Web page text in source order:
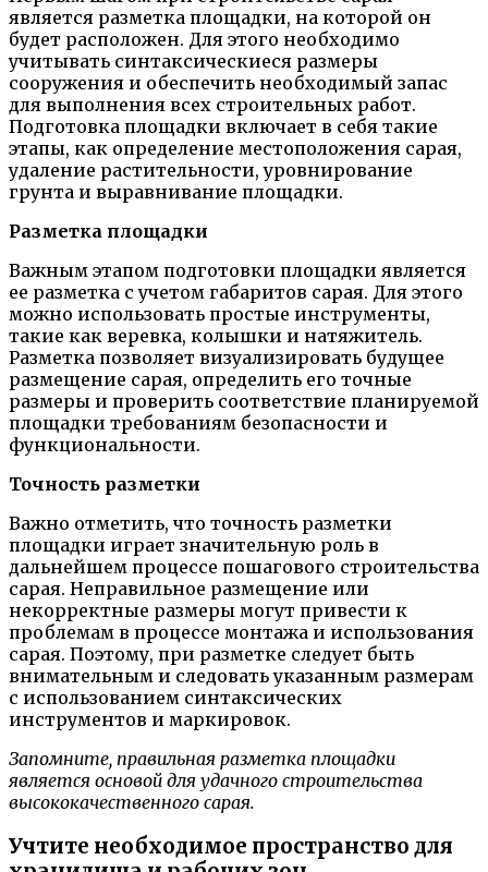
является разметка площадки, на которой он
будет расположен. Для этого необходимо
учитывать синтаксическиеся размеры
сооружения и обеспечить необходимый запас
для выполнения всех строительных работ.
Подготовка площадки включает в себя такие
этапы, как определение местоположения сарая,
удаление растительности, уровнирование
грунта и выравнивание площадки.
Разметка площадки
Важным этапом подготовки площадки является
ее разметка с учетом габаритов сарая. Для этого
можно использовать простые инструменты,
такие как веревка, колышки и натяжитель.
Разметка позволяет визуализировать будущее
размещение сарая, определить его точные
размеры и проверить соответствие планируемой
площадки требованиям безопасности и
функциональности.
Точность разметки
Важно отметить, что точность разметки
площадки играет значительную роль в
дальнейшем процессе пошагового строительства
сарая. Неправильное размещение или
некорректные размеры могут привести к
проблемам в процессе монтажа и использования
сарая. Поэтому, при разметке следует быть
внимательным и следовать указанным размерам
с использованием синтаксических
инструментов и маркировок.
Запомните, правильная разметка площадки
является основой для удачного строительства
высококачественного сарая.
Учтите необходимое пространство для